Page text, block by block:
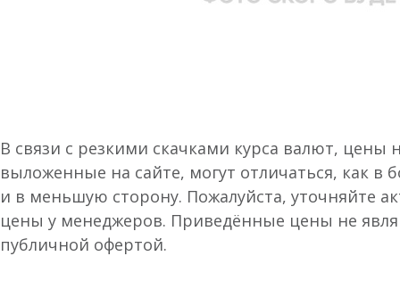
В связи с резкими скачками курса валют, цены
выложенные на сайте, могут отличаться, как в
и в меньшую сторону. Пожалуйста, уточняйте
цены у менеджеров. Приведённые цены не
публичной офертой.